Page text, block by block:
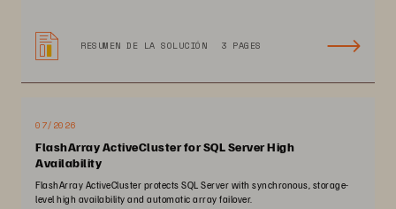
RESUMEN DE LA SOLUCIÓN 3 PAGES
07/2026
FlashArray ActiveCluster for SQL Server High
Availability
FlashArray ActiveCluster protects SQL Server with synchronous, storage-
level high availability and automatic array failover.